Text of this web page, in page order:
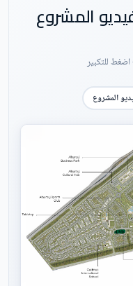
المشروع
للتكبير
المشروع